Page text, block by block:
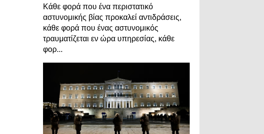
Κάθε φορά που ένα περιστατικό
αστυνομικής βίας προκαλεί αντιδράσεις,
κάθε φορά που ένας αστυνομικός
τραυματίζεται εν ώρα υπηρεσίας, κάθε
φορ...